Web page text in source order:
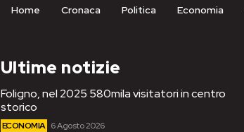
Home Cronaca Politica Economia
Ultime notizie
Foligno, nel 2025 580mila visitatori in centro
storico
ECONOMIA 6 Agosto 2026